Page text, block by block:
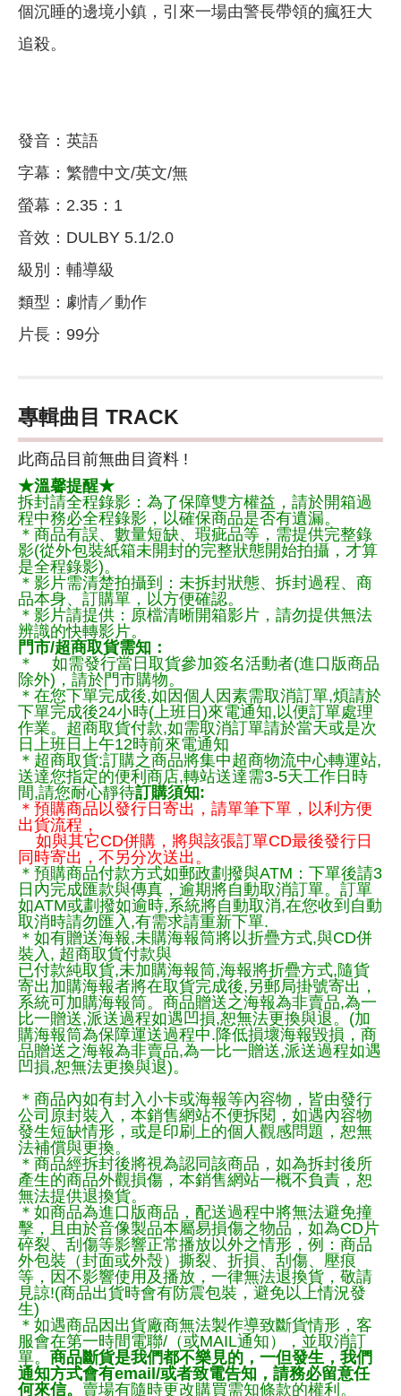
個沉睡的邊境小鎮，引來一場由警長帶領的瘋狂大
追殺。
發音：英語
字幕：繁體中文/英文/無
螢幕：2.35：1
音效：DULBY 5.1/2.0
級別：輔導級
類型：劇情／動作
片長：99分
專輯曲目 TRACK
此商品目前無曲目資料 !
★溫馨提醒★
拆封請全程錄影：為了保障雙方權益，請於開箱過
程中務必全程錄影，以確保商品是否有遺漏。
＊商品有誤、數量短缺、瑕疵品等，需提供完整錄
影(從外包裝紙箱未開封的完整狀態開始拍攝，才算
是全程錄影)。
＊影片需清楚拍攝到：未拆封狀態、拆封過程、商
品本身、訂購單，以方便確認。
＊影片請提供：原檔清晰開箱影片，請勿提供無法
辨識的快轉影片。
門市/超商取貨需知：
＊ 如需發行當日取貨參加簽名活動者(進口版商品
除外)，請於門市購物。
＊在您下單完成後,如因個人因素需取消訂單,煩請於
下單完成後24小時(上班日)來電通知,以便訂單處理
作業。超商取貨付款,如需取消訂單請於當天或是次
日上班日上午12時前來電通知
＊超商取貨:訂購之商品將集中超商物流中心轉運站,
送達您指定的便利商店,轉站送達需3-5天工作日時
間,請您耐心靜待訂購須知:
＊預購商品以發行日寄出，請單筆下單，以利方便
出貨流程，
如與其它CD併購，將與該張訂單CD最後發行日
同時寄出，不另分次送出。
＊預購商品付款方式如郵政劃撥與ATM：下單後請3
日內完成匯款與傳真，逾期將自動取消訂單。訂單
如ATM或劃撥如逾時,系統將自動取消,在您收到自動
取消時請勿匯入,有需求請重新下單.
＊如有贈送海報,未購海報筒將以折疊方式,與CD併
裝入, 超商取貨付款與
已付款純取貨,未加購海報筒,海報將折疊方式,隨貨
寄出加購海報者將在取貨完成後,另郵局掛號寄出，
系統可加購海報筒。商品贈送之海報為非賣品,為一
比一贈送,派送過程如遇凹損,恕無法更換與退。(加
購海報筒為保障運送過程中.降低損壞海報毀損，商
品贈送之海報為非賣品,為一比一贈送,派送過程如遇
凹損,恕無法更換與退)。
＊商品內如有封入小卡或海報等內容物，皆由發行
公司原封裝入，本銷售網站不便拆閱，如遇內容物
發生短缺情形，或是印刷上的個人觀感問題，恕無
法補償與更換。
＊商品經拆封後將視為認同該商品，如為拆封後所
產生的商品外觀損傷，本銷售網站一概不負責，恕
無法提供退換貨。
＊如商品為進口版商品，配送過程中將無法避免撞
擊，且由於音像製品本屬易損傷之物品，如為CD片
碎裂、刮傷等影響正常播放以外之情形，例：商品
外包裝（封面或外殼）撕裂、折損、刮傷、壓痕
等，因不影響使用及播放，一律無法退換貨，敬請
見諒!(商品出貨時會有防震包裝，避免以上情況發
生)
＊如遇商品因出貨廠商無法製作導致斷貨情形，客
服會在第一時間電聯/（或MAIL通知），並取消訂
單。 商品斷貨是我們都不樂見的，一但發生，我們
通知方式會有email/或者致電告知，請務必留意任
何來信。 賣場有隨時更改購買需知條款的權利。